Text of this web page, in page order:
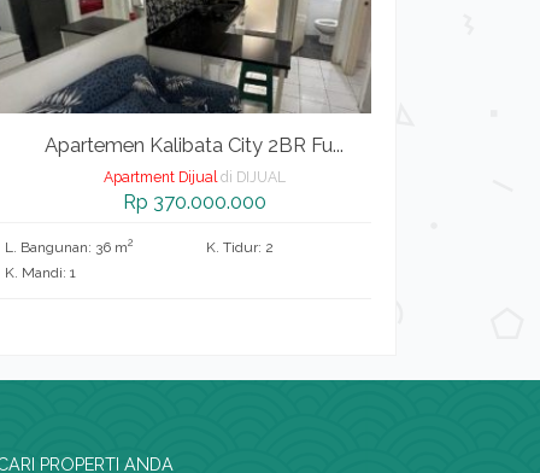
Apartemen Kalibata City 2BR Fu...
Apartment Dijual di DIJUAL
Rp 370.000.000
36 m2
K. Tidur: 2
1
PROPERTI ANDA